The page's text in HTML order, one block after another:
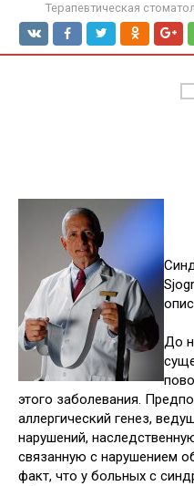
Терапевтическая
До
этого заболевания.
аллергический генез,
нарушений,
связанную с нарушением
факт, что у больных с